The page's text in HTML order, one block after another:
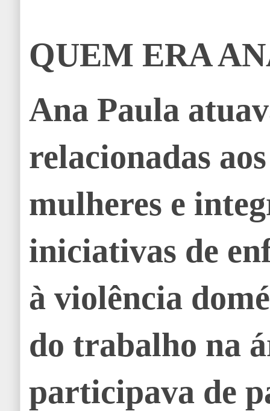
QUEM ERA
Ana Paula
relacionadas
mulheres e
iniciativas de
à violência
do trabalho na
participava de